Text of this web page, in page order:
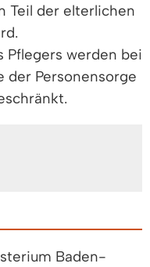
Teil der elterlichen
Pflegers werden bei
der Personensorge
Baden-